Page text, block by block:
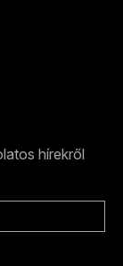
hírekről